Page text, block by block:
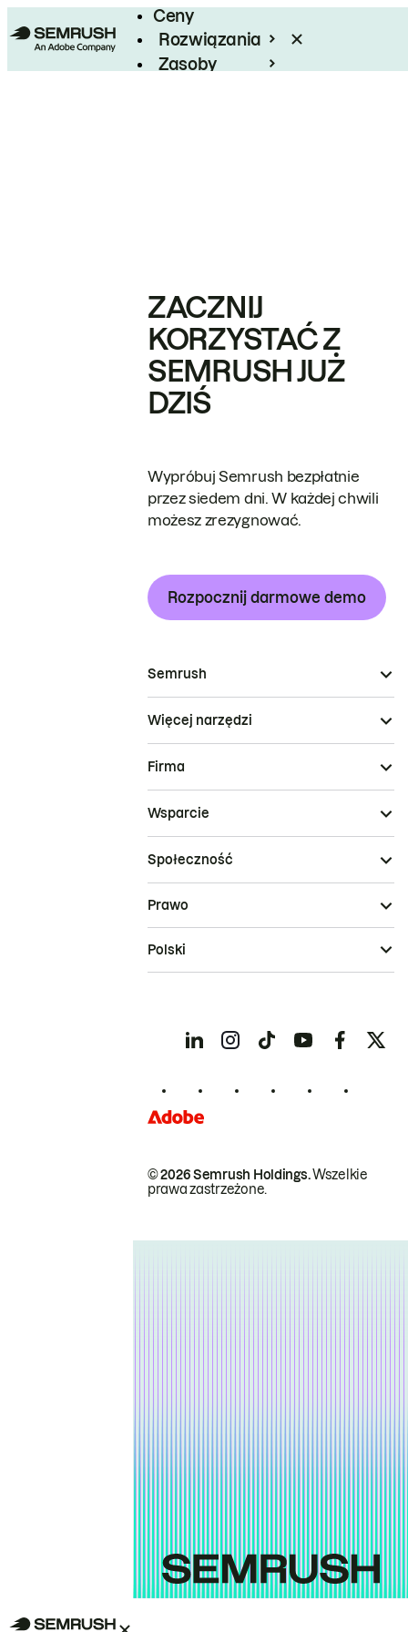
Ceny
Rozwiązania
Zasoby
ZACZNIJ
KORZYSTAĆ Z
SEMRUSH JUŻ
DZIŚ
Wypróbuj Semrush bezpłatnie
przez siedem dni. W każdej chwili
możesz zrezygnować.
Rozpocznij darmowe demo
Semrush
Więcej narzędzi
Firma
Wsparcie
Społeczność
© 2026 Semrush Holdings.Wszelkie
prawa zastrzeżone.
Prawo
Polski